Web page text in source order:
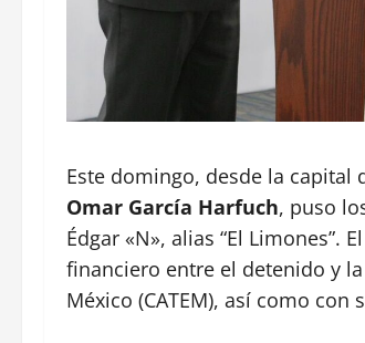
Este domingo, desde la capital
Omar García Harfuch, puso
Édgar «N», alias “El
financiero entre el detenido y
México (CATEM), así como con